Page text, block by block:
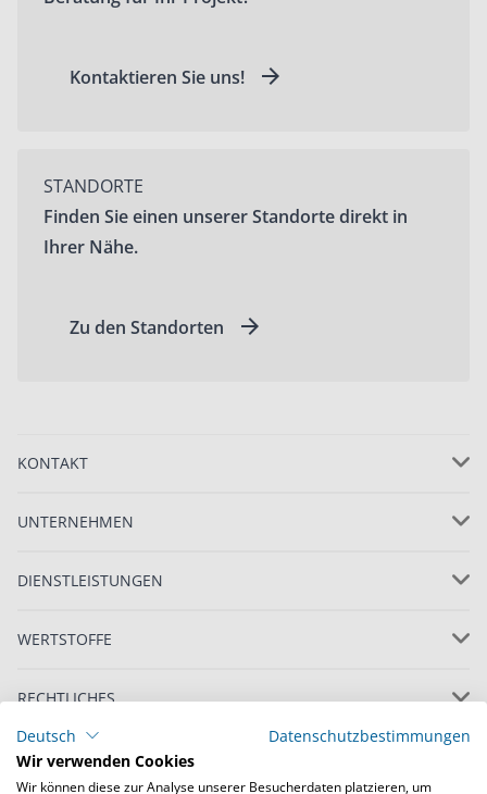
Kontaktieren Sie uns!
STANDORTE
Finden Sie einen unserer Standorte direkt in
Ihrer Nähe.
Zu den Standorten
KONTAKT
UNTERNEHMEN
DIENSTLEISTUNGEN
WERTSTOFFE
RECHTLICHES
Deutsch
Datenschutzbestimmungen
Wir verwenden Cookies
Wir können diese zur Analyse unserer Besucherdaten platzieren, um